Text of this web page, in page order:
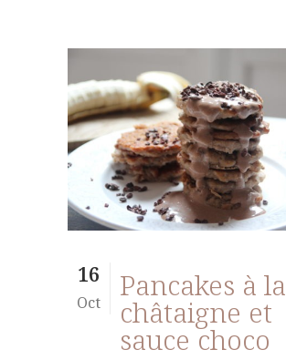
16
Oct Pancakes à la
châtaigne et
sauce choco